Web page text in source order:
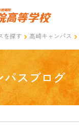
を探す 高崎キャンパス
パスブログ